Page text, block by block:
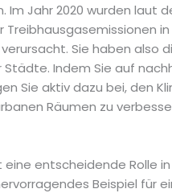
Im Jahr 2020 wurden laut
Sie haben also
Indem Sie auf
Sie aktiv dazu bei, den
Räumen zu
entscheidende Rolle
Beispiel für